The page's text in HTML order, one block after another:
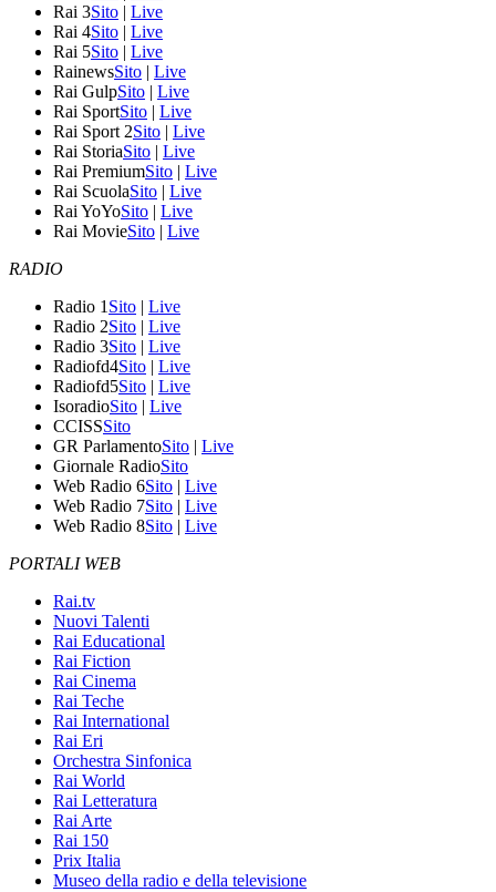
Rai 3Sito | Live
Rai 4Sito | Live
Rai 5Sito | Live
RainewsSito | Live
Rai GulpSito | Live
Rai SportSito | Live
Rai Sport 2Sito | Live
Rai StoriaSito | Live
Rai PremiumSito | Live
Rai ScuolaSito | Live
Rai YoYoSito | Live
Rai MovieSito | Live
RADIO
Radio 1 Sito | Live
Radio 2Sito | Live
Radio 3Sito | Live
Radiofd4Sito | Live
Radiofd5Sito | Live
IsoradioSito | Live
CCISSSito
GR ParlamentoSito | Live
Giornale RadioSito
Web Radio 6Sito | Live
Web Radio 7Sito | Live
Web Radio 8Sito | Live
PORTALI WEB
Rai.tv
Nuovi Talenti
Rai Educational
Rai Fiction
Rai Cinema
Rai Teche
Rai International
Rai Eri
Orchestra Sinfonica
Rai World
Rai Letteratura
Rai Arte
Rai 150
Prix Italia
Museo della radio e della televisione